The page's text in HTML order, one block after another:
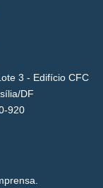
3 - Edifício CFC
DF
920